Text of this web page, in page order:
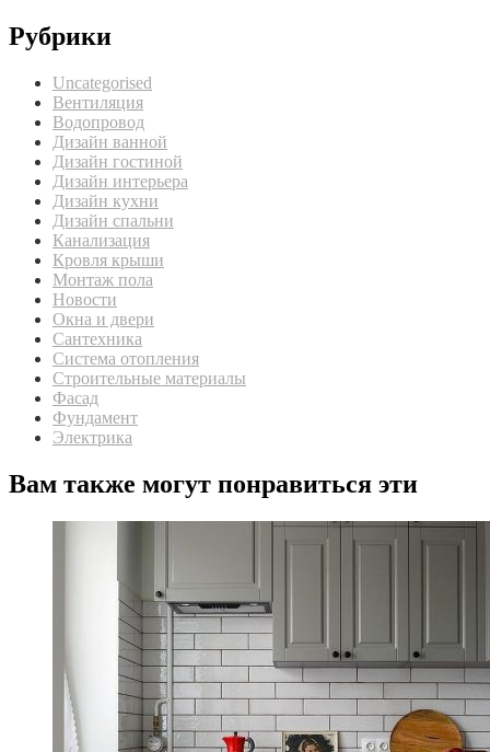
Рубрики
Uncategorised
Вентиляция
Водопровод
Дизайн ванной
Дизайн гостиной
Дизайн интерьера
Дизайн кухни
Дизайн спальни
Канализация
Кровля крыши
Монтаж пола
Новости
Окна и двери
Сантехника
Система отопления
Строительные материалы
Фасад
Фундамент
Электрика
Вам также могут понравиться эти